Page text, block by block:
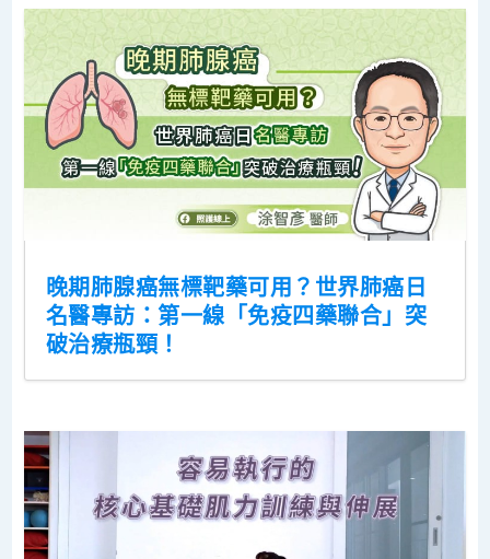
晚期肺腺癌無標靶藥可用？世界肺癌日
名醫專訪：第一線「免疫四藥聯合」突
破治療瓶頸！